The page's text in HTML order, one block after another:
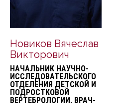
Новиков Вячеслав
Викторович
НАЧАЛЬНИК НАУЧНО-
ИССЛЕДОВАТЕЛЬСКОГО
ОТДЕЛЕНИЯ ДЕТСКОЙ И
ПОДРОСТКОВОЙ
ВЕРТЕБРОЛОГИИ, ВРАЧ-